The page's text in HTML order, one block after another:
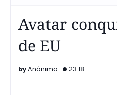
Avatar
de EU
Anónimo 23:18